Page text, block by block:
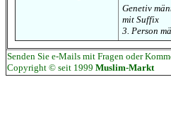
Genetiv
mit Suffix
3. Person
Senden Sie e-Mails mit Fragen oder
Copyright © seit 1999 Muslim-Markt